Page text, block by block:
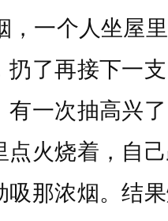
，一个人坐屋
扔了再接下一
有一次抽高兴
点火烧着，自
吸那浓烟。结